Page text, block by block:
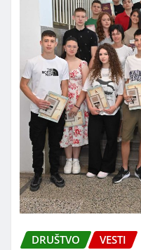
DRUŠTVO VESTI